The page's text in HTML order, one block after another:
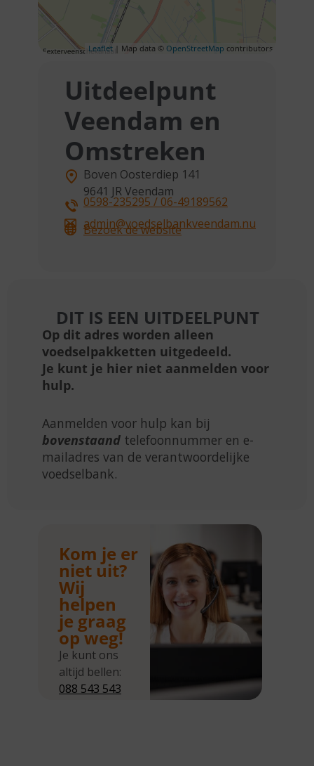
Leaflet | Map data © OpenStreetMap contributors
Uitdeelpunt
Veendam en
Omstreken
Boven Oosterdiep 141
9641 JRVeendam
0598-235295 / 06-49189562
admin@voedselbankveendam.nu
Bezoek de website
DIT IS EEN UITDEELPUNT
Op dit adres worden alleen
voedselpakketten uitgedeeld.
Je kunt je hier niet aanmelden voor
hulp.
Aanmelden voor hulp kan bij
bovenstaand telefoonnummer en e-
mailadres van de verantwoordelijke
voedselbank.
Kom je er
niet uit?
Wij
helpen
je graag
op weg!
Je kunt ons
altijd bellen:
088 543 543